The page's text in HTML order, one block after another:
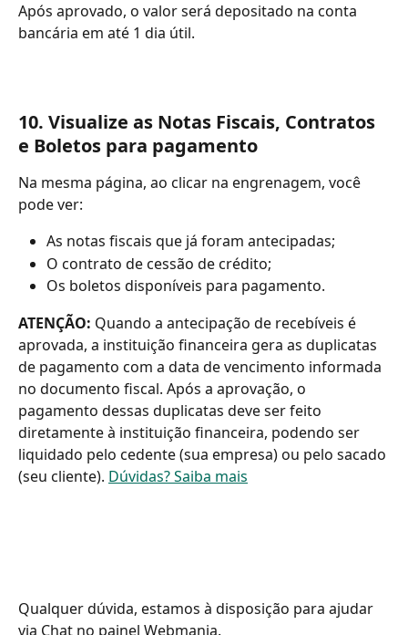
Após aprovado, o valor será depositado na conta
bancária em até 1 dia útil.
10. Visualize as Notas Fiscais, Contratos
e Boletos para pagamento
Na mesma página, ao clicar na engrenagem, você
pode ver:
As notas fiscais que já foram antecipadas;
O contrato de cessão de crédito;
Os boletos disponíveis para pagamento.
ATENÇÃO: Quando a antecipação de recebíveis é
aprovada, a instituição financeira gera as duplicatas
de pagamento com a data de vencimento informada
no documento fiscal. Após a aprovação, o
pagamento dessas duplicatas deve ser feito
diretamente à instituição financeira, podendo ser
liquidado pelo cedente (sua empresa) ou pelo sacado
(seu cliente). Dúvidas? Saiba mais
Qualquer dúvida, estamos à disposição para ajudar
via Chat no painel Webmania.